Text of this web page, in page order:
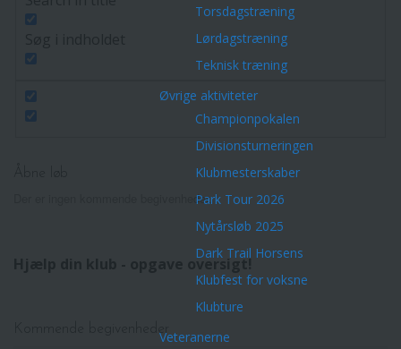
Torsdagstræning
Lørdagstræning
Teknisk træning
Øvrige aktiviteter
Championpokalen
Divisionsturneringen
Klubmesterskaber
Park Tour 2026
Nytårsløb 2025
Dark Trail Horsens
Klubfest for voksne
Klubture
Veteranerne
Der er ingen kommende begivenheder.
Hjælp din klub - opgave oversigt!